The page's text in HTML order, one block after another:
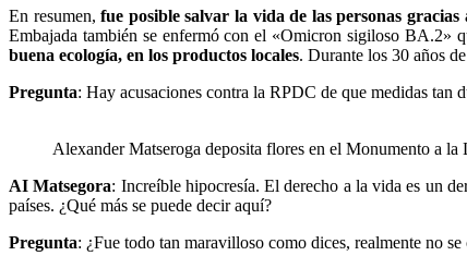
En resumen,fue posible salvar la vida de las personas
Embajada también se enfermó con el «Omicron sigiloso BA.2»
buena ecología, en los productos locales. Durante los 30 años
Pregunta: Hay acusaciones contra la RPDC de que medidas tan
Alexander Matseroga deposita flores en el Monumento a la
AI Matsegora: Increíble hipocresía. El derecho a la vida es un
países. ¿Qué más se puede decir aquí?
Pregunta: ¿Fue todo tan maravilloso como dices, realmente no se